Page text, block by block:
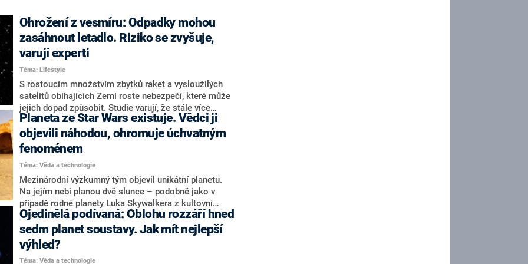
Ohrožení z vesmíru: Odpadky mohou
zasáhnout letadlo. Riziko se zvyšuje,
varují experti
Téma: Lifestyle
S rostoucím množstvím zbytků raket a vysloužilých
satelitů obíhajících Zemi roste nebezpečí, které může
jejich dopad způsobit. Studie varují, že stále více
těchto objektů proniká do výšek, kde létají letadla, a
zvyšuje se tím riziko nebezpečných srážek, informoval
o tom portál Space.com.
Planeta ze Star Wars existuje. Vědci ji
objevili náhodou, ohromuje úchvatným
fenoménem
Téma: Věda a technologie
Mezinárodní výzkumný tým objevil unikátní planetu.
Na jejím nebi planou dvě slunce – podobně jako v
případě rodné planety Luka Skywalkera z kultovní
filmové série Star Wars. Objev byl podle odborníků
učiněn čirou náhodou.
Ojedinělá podívaná: Oblohu rozzáří hned
sedm planet soustavy. Jak mít nejlepší
výhled?
Téma: Věda a technologie